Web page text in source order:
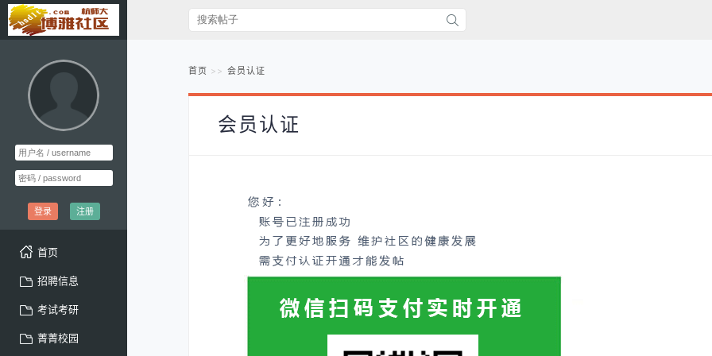
登录 注册
首页
招聘信息
考试考研
菁菁校园
首页 会员认证
会员认证